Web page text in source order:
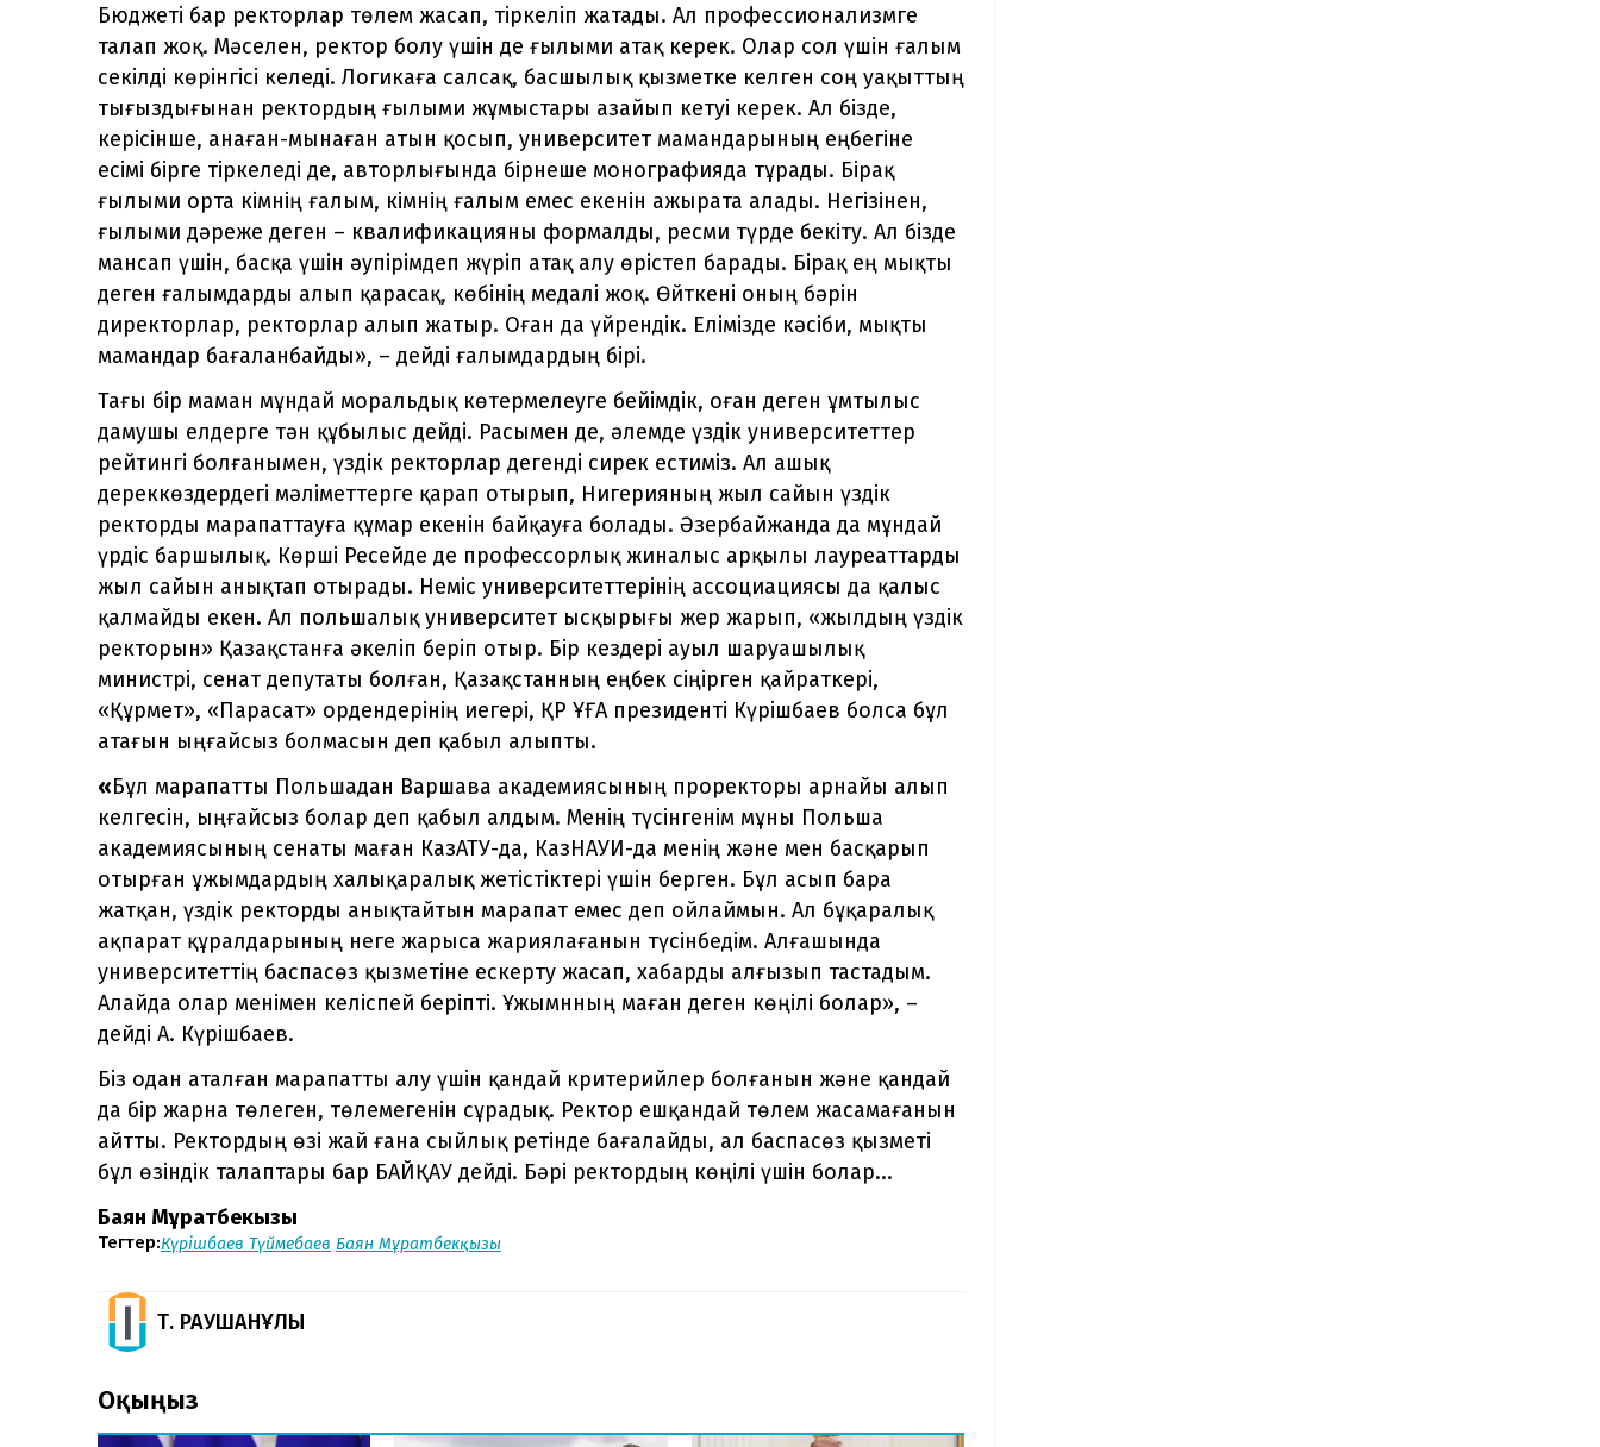
Бюджеті бар ректорлар төлем жасап, тіркеліп жатады. Ал профессионализмге
талап жоқ. Мәселен, ректор болу үшін де ғылыми атақ керек. Олар сол үшін ғалым
секілді көрінгісі келеді. Логикаға салсақ, басшылық қызметке келген соң уақыттың
тығыздығынан ректордың ғылыми жұмыстары азайып кетуі керек. Ал бізде,
керісінше, анаған-мынаған атын қосып, университет мамандарының еңбегіне
есімі бірге тіркеледі де, авторлығында бірнеше монографияда тұрады. Бірақ
ғылыми орта кімнің ғалым, кімнің ғалым емес екенін ажырата алады. Негізінен,
ғылыми дәреже деген – квалификацияны формалды, ресми түрде бекіту. Ал бізде
мансап үшін, басқа үшін әупірімдеп жүріп атақ алу өрістеп барады. Бірақ ең мықты
деген ғалымдарды алып қарасақ, көбінің медалі жоқ. Өйткені оның бәрін
директорлар, ректорлар алып жатыр. Оған да үйрендік. Елімізде кәсіби, мықты
мамандар бағаланбайды», – дейді ғалымдардың бірі.
Тағы бір маман мұндай моральдық көтермелеуге бейімдік, оған деген ұмтылыс
дамушы елдерге тән құбылыс дейді. Расымен де, әлемде үздік университеттер
рейтингі болғанымен, үздік ректорлар дегенді сирек естиміз. Ал ашық
дереккөздердегі мәліметтерге қарап отырып, Нигерияның жыл сайын үздік
ректорды марапаттауға құмар екенін байқауға болады. Әзербайжанда да мұндай
үрдіс баршылық. Көрші Ресейде де профессорлық жиналыс арқылы лауреаттарды
жыл сайын анықтап отырады. Неміс университеттерінің ассоциациясы да қалыс
қалмайды екен. Ал польшалық университет ысқырығы жер жарып, «жылдың үздік
ректорын» Қазақстанға әкеліп беріп отыр. Бір кездері ауыл шаруашылық
министрі, сенат депутаты болған, Қазақстанның еңбек сіңірген қайраткері,
«Құрмет», «Парасат» ордендерінің иегері, ҚР ҰҒА президенті Күрішбаев болса бұл
атағын ыңғайсыз болмасын деп қабыл алыпты.
«Бұл марапатты Польшадан Варшава академиясының проректоры арнайы алып
келгесін, ыңғайсыз болар деп қабыл алдым. Менің түсінгенім мұны Польша
академиясының сенаты маған КазАТУ-да, КазНАУИ-да менің және мен басқарып
отырған ұжымдардың халықаралық жетістіктері үшін берген. Бұл асып бара
жатқан, үздік ректорды анықтайтын марапат емес деп ойлаймын. Ал бұқаралық
ақпарат құралдарының неге жарыса жариялағанын түсінбедім. Алғашында
университеттің баспасөз қызметіне ескерту жасап, хабарды алғызып тастадым.
Алайда олар менімен келіспей беріпті. Ұжымнның маған деген көңілі болар», –
дейді А. Күрішбаев.
Біз одан аталған марапатты алу үшін қандай критерийлер болғанын және қандай
да бір жарна төлеген, төлемегенін сұрадық. Ректор ешқандай төлем жасамағанын
айтты. Ректордың өзі жай ғана сыйлық ретінде бағалайды, ал баспасөз қызметі
бұл өзіндік талаптары бар БАЙҚАУ дейді. Бәрі ректордың көңілі үшін болар...
Баян Мұратбекқызы
Тегтер:Күрішбаев Түймебаев Баян Мұратбекқызы
Т. РАУШАНҰЛЫ
Оқыңыз